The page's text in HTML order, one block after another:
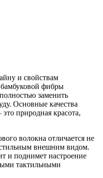
и свойствам
бамбуковой фибры
заменить
Основные качества
природная красота,
волокна отличается не
внешним видом.
и поднимет настроение
тактильными